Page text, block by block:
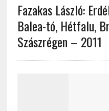
Fazakas László:
Balea-tó, Hétfalu,
Szászrégen – 2011